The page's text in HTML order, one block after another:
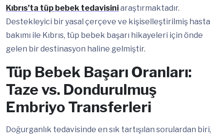
Kıbrıs’ta tüp bebek tedavisiniaraştırmaktadır.
Destekleyici bir yasal çerçeve ve kişiselleştirilmiş hasta
bakımı ile Kıbrıs, tüp bebek başarı hikayeleri için önde
gelen bir destinasyon haline gelmiştir.
Tüp Bebek Başarı Oranları:
Taze vs. Dondurulmuş
Embriyo Transferleri
Doğurganlık tedavisinde en sık tartışılan sorulardan biri,